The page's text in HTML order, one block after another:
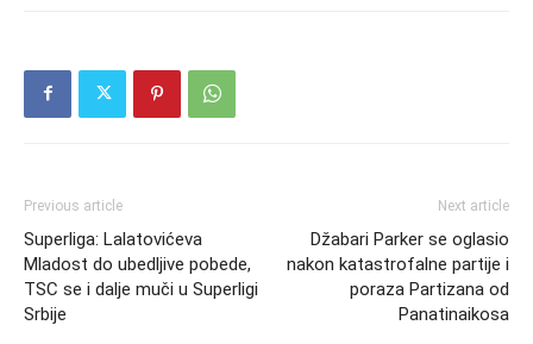
Previous article
Superliga: Lalatovićeva
Mladost do ubedljive pobede,
TSC se i dalje muči u Superligi
Srbije
Next article
Džabari Parker se oglasio
nakon katastrofalne partije i
poraza Partizana od
Panatinaikosa